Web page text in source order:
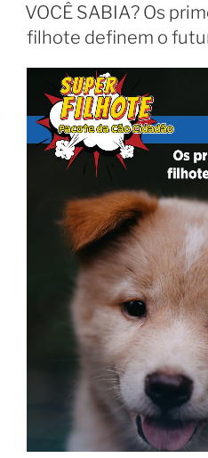
VOCÊ SABIA? Os
filhote definem o